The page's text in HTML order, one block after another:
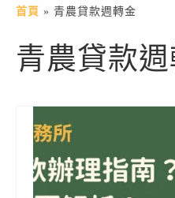
土地貸款
房屋貸款
信用貸款
代書貸款
精選知識
銀行貸款
首頁 » 青農貸款週轉金
青農貸款